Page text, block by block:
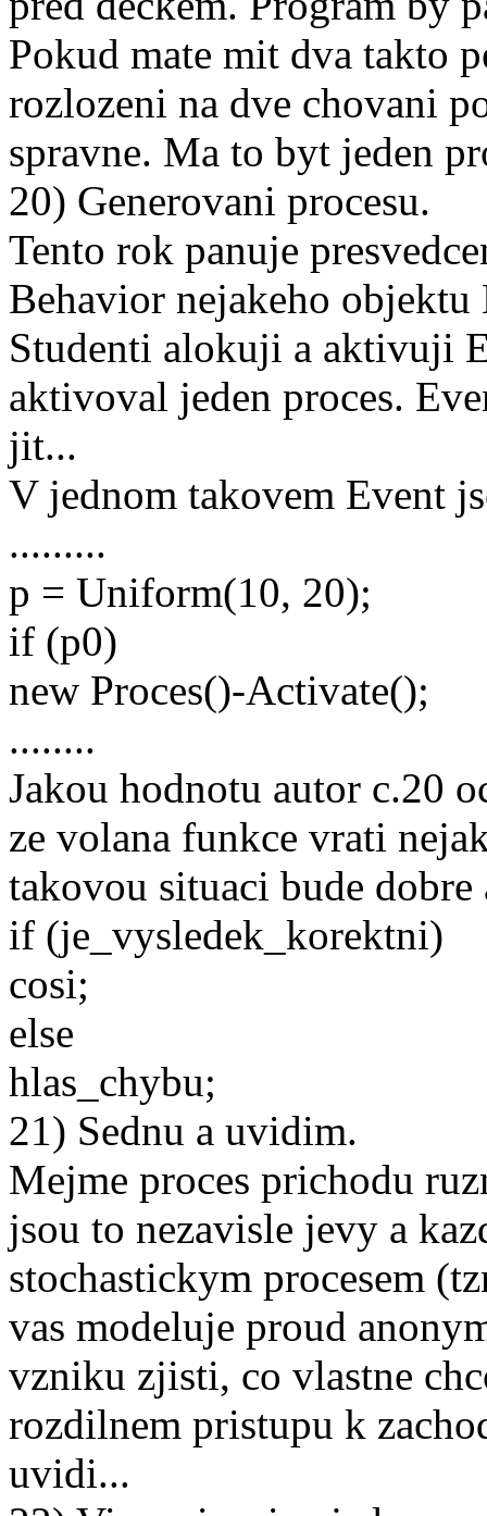
Pokud mate mit dva takto
rozlozeni na dve chovani
spravne. Ma to byt jeden
20) Generovani procesu.
Tento rok panuje
Behavior nejakeho
Studenti alokuji a aktivuji
aktivoval jeden proces.
jit...
V jednom takovem Event
.........
p = Uniform(10, 20);
if (p0)
new Proces()-Activate();
........
Jakou hodnotu autor c.20
ze volana funkce vrati
takovou situaci bude
if (je_vysledek_korektni)
cosi;
else
hlas_chybu;
21) Sednu a uvidim.
Mejme proces prichodu
jsou to nezavisle jevy a
stochastickym procesem
vas modeluje proud
vzniku zjisti, co vlastne
rozdilnem pristupu k
uvidi...